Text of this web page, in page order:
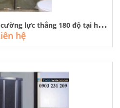
T
hi công phòng tắm kính cường lực thẳng 180 độ tại hà nội, hcm
hệ